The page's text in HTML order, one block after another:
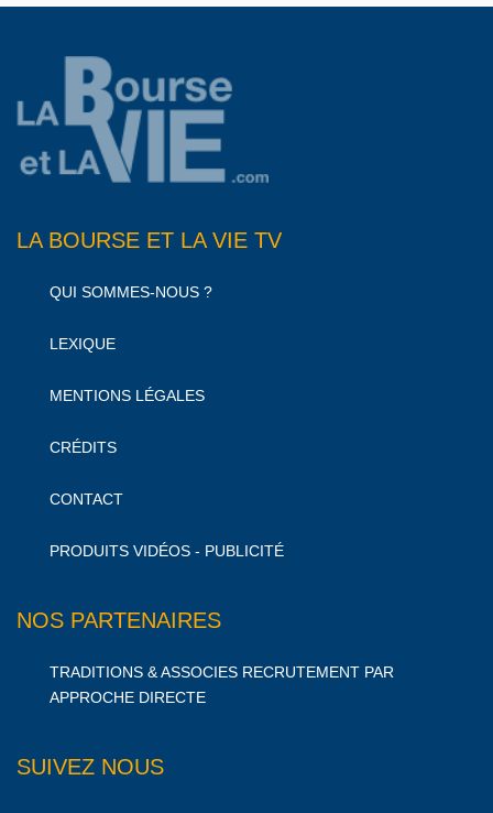
LA BOURSE ET LA VIE TV
QUI SOMMES-NOUS ?
LEXIQUE
MENTIONS LÉGALES
CRÉDITS
CONTACT
PRODUITS VIDÉOS - PUBLICITÉ
NOS PARTENAIRES
TRADITIONS & ASSOCIES RECRUTEMENT PAR
APPROCHE DIRECTE
SUIVEZ NOUS